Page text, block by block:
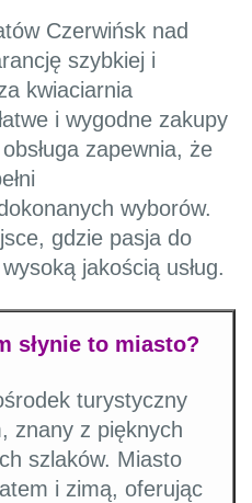
Czerwińsk nad
szybkiej i
kwiaciarnia
i wygodne zakupy
zapewnia, że
wyborów.
gdzie pasja do
jakością usług.
słynie to miasto?
turystyczny
znany z pięknych
szlaków. Miasto
i zimą, oferując